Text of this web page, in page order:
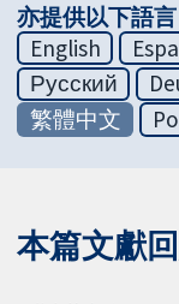
亦提供以下語言
English
Русский
繁體中文
本篇文獻